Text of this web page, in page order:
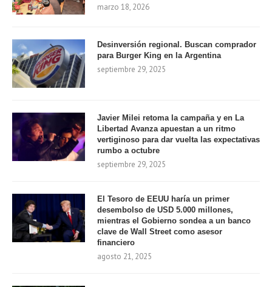
marzo 18, 2026
Desinversión regional. Buscan comprador
para Burger King en la Argentina
septiembre 29, 2025
Javier Milei retoma la campaña y en La
Libertad Avanza apuestan a un ritmo
vertiginoso para dar vuelta las expectativas
rumbo a octubre
septiembre 29, 2025
El Tesoro de EEUU haría un primer
desembolso de USD 5.000 millones,
mientras el Gobierno sondea a un banco
clave de Wall Street como asesor
financiero
agosto 21, 2025